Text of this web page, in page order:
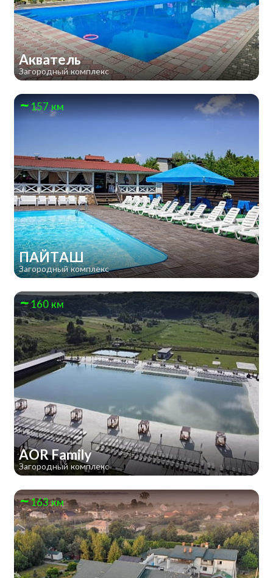
Акватель
Загородный комплекс
157 км
ПАЙТАШ
Загородный комплекс
160 км
AOR Family
Загородный комплекс
163 км